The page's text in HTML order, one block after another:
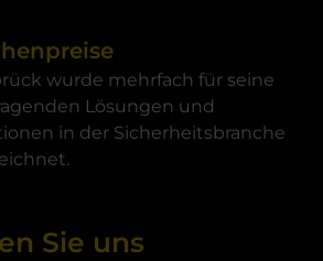
wurde mehrfach für seine
Lösungen und
in der Sicherheitsbranche
Sie uns